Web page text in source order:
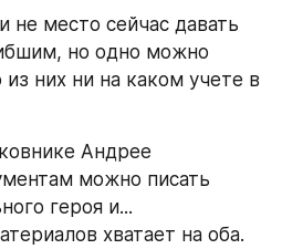
не место сейчас давать
но одно можно
из них ни на каком учете в
Андрее
можно писать
героя и...
хватает на оба.